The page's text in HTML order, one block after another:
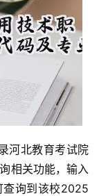
河北教育考试院
相关功能，输入
查询到该校2025